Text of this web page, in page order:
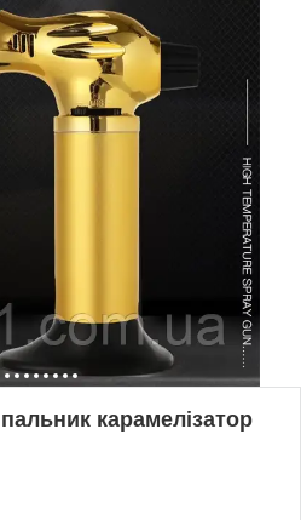
карамелізатор